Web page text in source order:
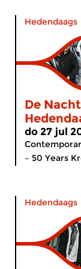
Hedendaags
De
do 27 jul
– 50 Years
Hedendaags